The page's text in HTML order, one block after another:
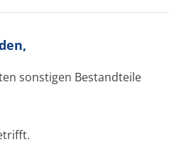
sonstigen Bestandteile